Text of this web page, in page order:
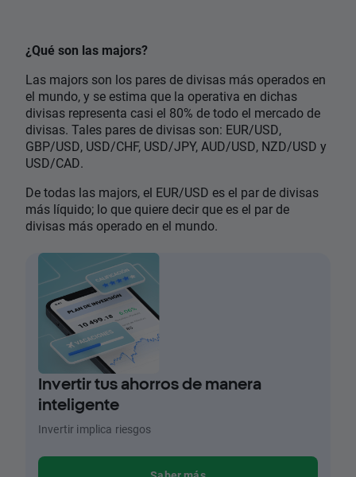
¿Qué son las majors?
Las majors son los pares de divisas más operados en
el mundo, y se estima que la operativa en dichas
divisas representa casi el 80% de todo el mercado de
divisas. Tales pares de divisas son: EUR/USD,
GBP/USD, USD/CHF, USD/JPY, AUD/USD, NZD/USD y
USD/CAD.
De todas las majors, el EUR/USD es el par de divisas
más líquido; lo que quiere decir que es el par de
divisas más operado en el mundo.
Invertir tus ahorros de manera
inteligente
Invertir implica riesgos